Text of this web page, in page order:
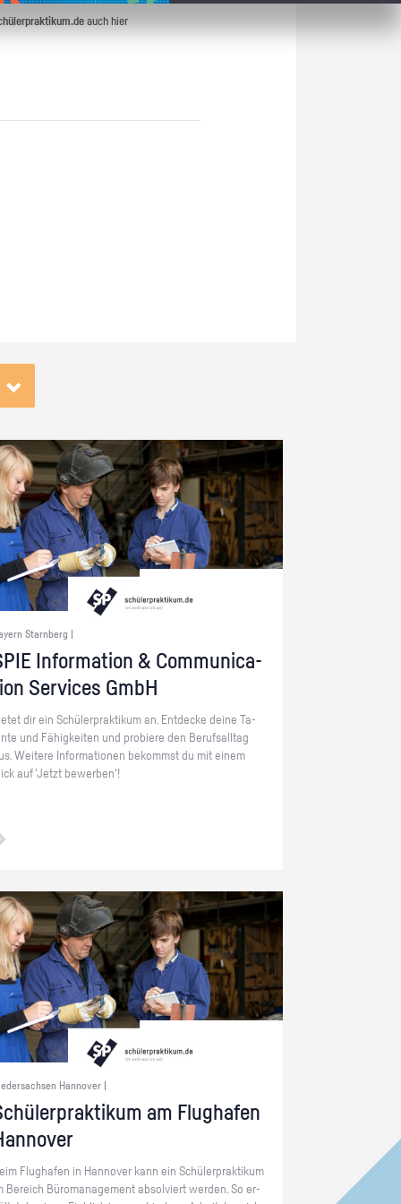
auch hier
Starnberg |
In­for­ma­ti­on & Com­mu­ni­ca­
Ser­vices GmbH
dir ein Schü­ler­prak­ti­kum an. Ent­de­cke deine Ta­
und Fä­hig­kei­ten und pro­bie­re den Be­rufs­all­tag
Wei­te­re In­for­ma­tio­nen be­kommst du mit einem
auf 'Jetzt be­wer­ben'!
Hannover |
am Flug­ha­fen
Flug­ha­fen in Han­no­ver kann ein Schü­ler­prak­ti­kum
Be­reich Bü­ro­ma­nage­ment ab­sol­viert wer­den. So er­